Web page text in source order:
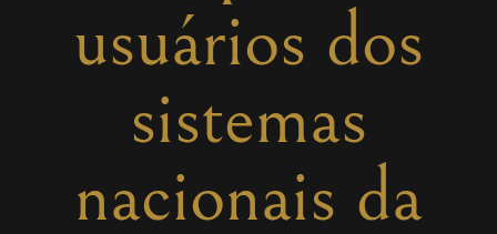
usuários dos
sistemas
nacionais da